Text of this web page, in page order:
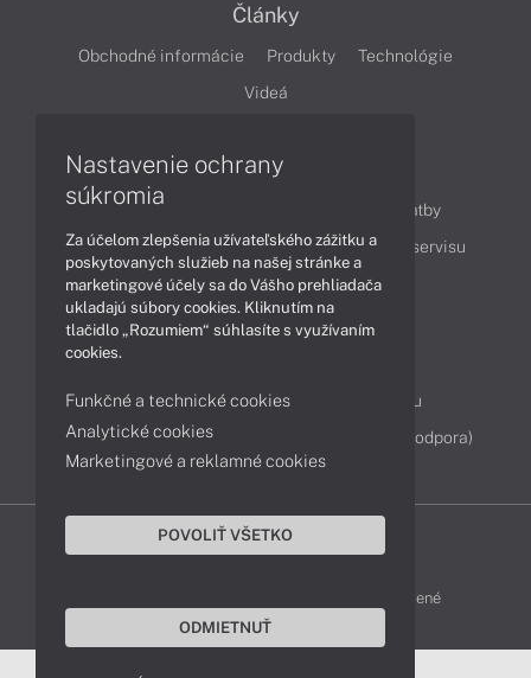
Články
Obchodné informácie Produkty
Technológie
Videá
Obsah
Ako nakupovať
Možnosti doručenia a platby
Podpora a servis
Servisné služby Cenník servisu
Kontakty
Servisné oddelenie
Reklamácia tovaru
Diagnostiky online
TeamViewer (vzdialená podpora)
DELL-SHOP © 2011 - 2026 Všetky práva vyhradené
Nastavenie ochrany
súkromia
Za účelom zlepšenia užívateľského zážitku a
poskytovaných služieb na našej stránke a
marketingové účely sa do Vášho prehliadača
ukladajú súbory cookies. Kliknutím na
tlačidlo „Rozumiem“ súhlasíte s využívaním
cookies.
Funkčné a technické cookies
Analytické cookies
Marketingové a reklamné cookies
POVOLIŤ VŠETKO
ODMIETNUŤ